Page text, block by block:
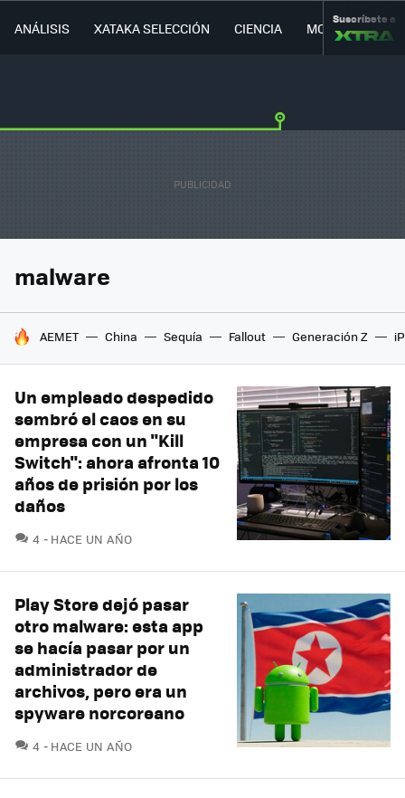
ANÁLISIS XATAKA SELECCIÓN CIENCIA MOVILIDAD
Suscríbete a
malware
HOY SE HABLA DE
AEMET China Sequía Fallout Generación Z
Un empleado despedido
sembró el caos en su
empresa con un "Kill
Switch": ahora afronta 10
años de prisión por los
daños
4 COMENTARIOS
HACE UN AÑO
Play Store dejó pasar
otro malware: esta app
se hacía pasar por un
administrador de
archivos, pero era un
spyware norcoreano
4 COMENTARIOS
HACE UN AÑO